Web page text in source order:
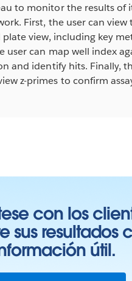
to monitor the results of
First, the user can view
view, including key
user can map well index
and identify hits. Finally,
z-primes to confirm
con los
sus resultados
útil.